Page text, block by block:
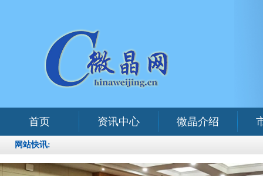
首页 资讯中心 微晶介绍
网站快讯: